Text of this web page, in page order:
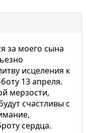
за моего сына
исцеления к
13 апреля.
мерзости,
счастливы с
сердца.